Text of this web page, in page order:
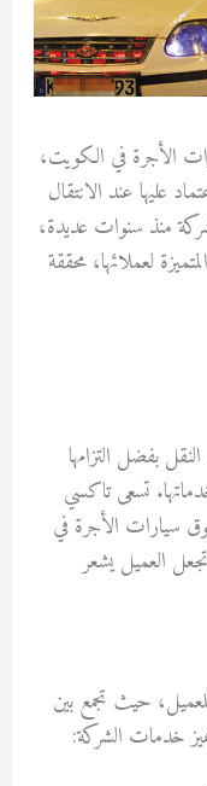
الأجرة في الكويت،
عليها عند الانتقال
منذ سنوات عديدة،
لعملائها، محققة
بفضل التزامها
تسعى تاكسي
سيارات الأجرة في
العميل يشعر
حيث تجمع بين
خدمات الشركة: